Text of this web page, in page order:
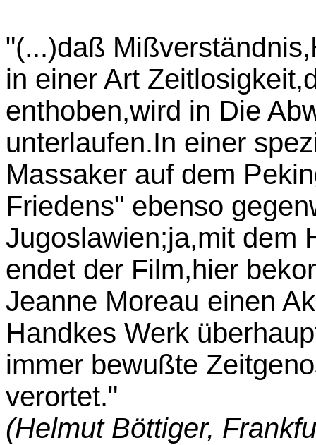
"(...)daß
in einer Art
enthoben,wird in Die
unterlaufen.In einer
Massaker auf dem
Friedens" ebenso
Jugoslawien;ja,mit dem
endet der Film,hier
Jeanne Moreau einen
Handkes Werk
immer bewußte
verortet."
(Helmut Böttiger,